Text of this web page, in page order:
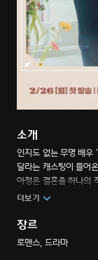
소개
인지도 없는 무명 배우
달라는 캐스팅이 들어
아정은 결혼을 하나의
동생인 ‘이지한’이 사
더보기
장르
로맨스, 드라마